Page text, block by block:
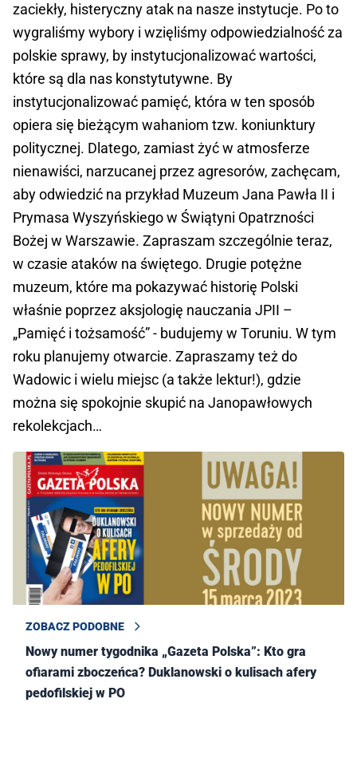
zaciekły, histeryczny atak na nasze instytucje. Po to
wygraliśmy wybory i wzięliśmy odpowiedzialność za
polskie sprawy, by instytucjonalizować wartości,
które są dla nas konstytutywne. By
instytucjonalizować pamięć, która w ten sposób
opiera się bieżącym wahaniom tzw. koniunktury
politycznej. Dlatego, zamiast żyć w atmosferze
nienawiści, narzucanej przez agresorów, zachęcam,
aby odwiedzić na przykład Muzeum Jana Pawła II i
Prymasa Wyszyńskiego w Świątyni Opatrzności
Bożej w Warszawie. Zapraszam szczególnie teraz,
w czasie ataków na świętego. Drugie potężne
muzeum, które ma pokazywać historię Polski
właśnie poprzez aksjologię nauczania JPII –
„Pamięć i tożsamość” - budujemy w Toruniu. W tym
roku planujemy otwarcie. Zapraszamy też do
Wadowic i wielu miejsc (a także lektur!), gdzie
można się spokojnie skupić na Janopawłowych
rekolekcjach…
ZOBACZ PODOBNE
Nowy numer tygodnika „Gazeta Polska”: Kto gra
ofiarami zboczeńca? Duklanowski o kulisach afery
pedofilskiej w PO